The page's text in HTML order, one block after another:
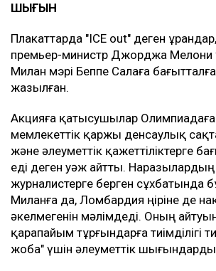
ШЫҒЫН
Плакаттарда "ICE out" деген
премьер-министр Джорджа Мелони
Милан мэрі Беппе Салаға
жазылған.
Акцияға қатысушылар
мемлекеттік қаржы денсаулық
және әлеуметтік қажеттіліктерге
еді деген уәж айтты. Наразылардың
журналистерге берген сұхбатында
Миланға да, Ломбардия өңіріне де
әкелмегенін мәлімдеді. Оның
қарапайым тұрғындарға тиімділігі
жоба" үшін әлеуметтік